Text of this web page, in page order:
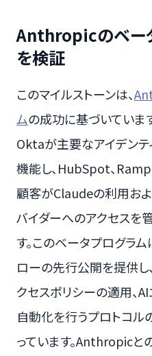
Anthropicのベー
を検証
このマイルストーンは、
ムの成功に基づいていま
Oktaが主要なアイデンテ
機能し、HubSpot、
顧客がClaudeの利用お
バイダーへのアクセスを
す。このベータプログラ
ローの先行公開を提供し
クセスポリシーの適用、
自動化を行うプロトコ
っています。Anthropicと